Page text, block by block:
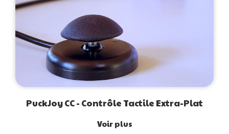
PuckJoy CC - Contrôle Tactile Extra-Plat
Voir plus